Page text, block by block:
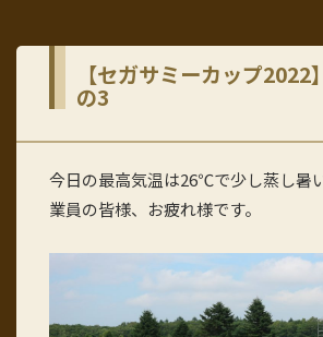
【セガサミーカップ2022
の3
今日の最高気温は26℃で少し蒸し
業員の皆様、お疲れ様です。